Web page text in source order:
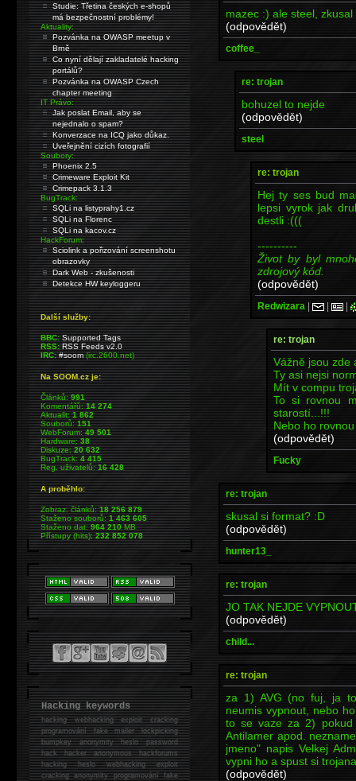
mazec :) ale steel,
(odpovědět)
coffee_
re: trojan
bohuzel to nejde
(odpovědět)
steel
re: trojan
Hej ty ses bud
lepsi vyrok jak
destli :(((
----------
Život by byl
zdrojový kód.
(odpovědět)
Redwizara | | |
re: trojan
Vážně jsou zde
Ty asi nejsi
Mít v compu
To si rovnou
starostí...!!!
Nebo ho
(odpovědět)
Fucky
re: trojan
skusal si format? :D
(odpovědět)
hunter13_
re: trojan
JO TAK NEJDE
(odpovědět)
child...
re: trojan
za 1) AVG (no fuj, ja
neumis vypnout, nebo
to se vaze za 2) pokud
Antilamer apod.
jmeno" napis Velkej
vypni ho a spust si
(odpovědět)
Studie: Třetina českých e-shopů
má bezpečnostní problémy!
Aktuality:
Pozvánka na OWASP meetup v
Brně
Co nyní dělají zakladatelé hacking
portálů?
Pozvánka na OWASP Czech
chapter meeting
IT Právo:
Jak poslat Email, aby se
nejednalo o spam?
Konverzace na ICQ jako důkaz.
Uveřejnění cizích fotografií
Soubory:
Phoenix 2.5
Crimeware Exploit Kit
Crimepack 3.1.3
BugTrack:
SQLi na listyprahy1.cz
SQLi na Florenc
SQLi na kacov.cz
HackForum:
Sciolink a pořizování screenshotu
obrazovky
Dark Web - zkušenosti
Detekce HW keyloggeru
Další služby:
BBC: Supported Tags
RSS: RSS Feeds v2.0
IRC: #soom(irc.2600.net)
Na SOOM.cz je:
Článků:991
Komentářů:14 274
Aktualit:1 862
Souborů:151
WebForum:49 501
Hardware:38
Diskuze:20 632
BugTrack:4 415
Reg. uživatelů:16 428
A proběhlo:
Zobraz. článků:18 256 879
Staženo souborů:1 463 605
Staženo dat:964 210MB
Přístupy (hits):232 852 078
Hacking keywords
hackingwebhacking exploit cracking
programování fake mailer lockpicking
bumpkey anonymity heslo password
hackhacker anonymous hackforums
hackingheslo webhacking exploit
cracking anonymity programování fake